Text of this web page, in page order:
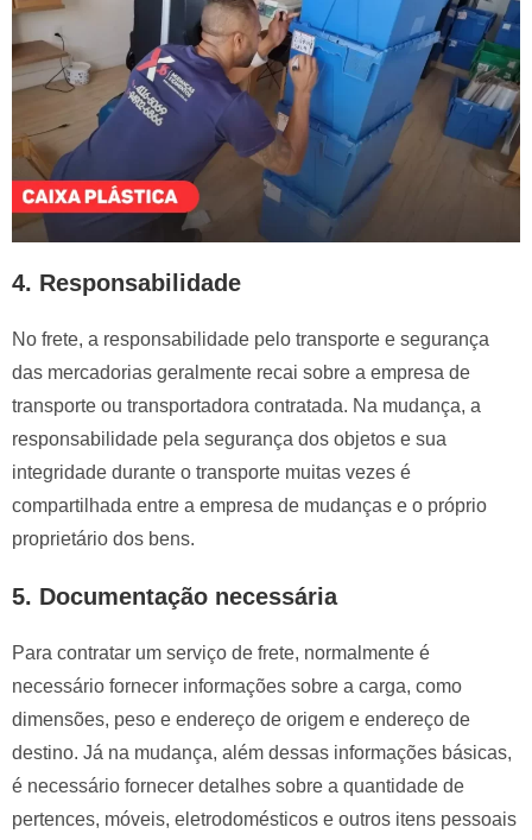
4. Responsabilidade
No frete, a responsabilidade pelo transporte e segurança
das mercadorias geralmente recai sobre a empresa de
transporte ou transportadora contratada. Na mudança, a
responsabilidade pela segurança dos objetos e sua
integridade durante o transporte muitas vezes é
compartilhada entre a empresa de mudanças e o próprio
proprietário dos bens.
5. Documentação necessária
Para contratar um serviço de frete, normalmente é
necessário fornecer informações sobre a carga, como
dimensões, peso e endereço de origem e endereço de
destino. Já na mudança, além dessas informações básicas,
é necessário fornecer detalhes sobre a quantidade de
pertences, móveis, eletrodomésticos e outros itens pessoais